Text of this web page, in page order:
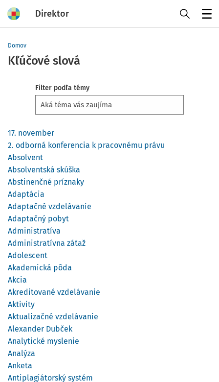
Direktor
Domov
Kľúčové slová
Filter podľa témy
17. november
2. odborná konferencia k pracovnému právu
Absolvent
Absolventská skúška
Abstinenčné príznaky
Adaptácia
Adaptačné vzdelávanie
Adaptačný pobyt
Administratíva
Administratívna záťaž
Adolescent
Akademická pôda
Akcia
Akreditované vzdelávanie
Aktivity
Aktualizačné vzdelávanie
Alexander Dubček
Analytické myslenie
Analýza
Anketa
Antiplagiátorský systém